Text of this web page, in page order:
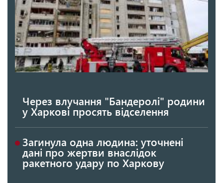
Через влучання "Бандеролі" родини
у Харкові просять відселення
Загинула одна людина: уточнені
дані про жертви внаслідок
ракетного удару по Харкову